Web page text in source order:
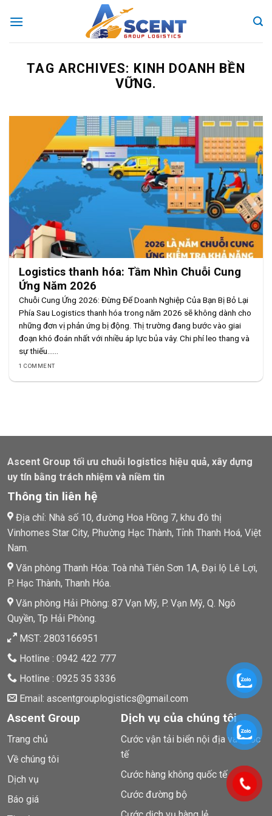
TAG ARCHIVES: KINH DOANH BỀN
VỮNG.
Logistics thanh hóa: Tầm Nhìn Chuỗi Cung
Ứng Năm 2026
Chuỗi Cung Ứng 2026: Đừng Để Doanh Nghiệp Của Bạn Bị Bỏ Lại
Phía Sau Logistics thanh hóa trong năm 2026 sẽ không dành cho
những đơn vị phản ứng bị động. Thị trường đang bước vào giai
đoạn khó đoán nhất với nhiều áp lực bủa vây. Chi phí leo thang và
sự thiếu......
1 COMMENT
Ascent Group tối ưu chuỗi logistics hiệu quả, xây dựng
uy tín bằng trách nhiệm và niềm tin
Thông tin liên hệ
Địa chỉ: Nhà số 10, đường Hoa Hồng 7, khu đô thị
Vinhomes Star City, Phường Hạc Thành, Tỉnh Thanh Hoá, Việt
Nam.
Văn phòng Thanh Hóa: Toà nhà Tiên Sơn 1A, Đại lộ Lê Lợi,
P. Hạc Thành, Thanh Hóa.
Văn phòng Hải Phòng: 87 Vạn Mỹ, P. Vạn Mỹ, Q. Ngô
Quyền, Tp Hải Phòng.
MST: 2803166951
Hotline : 0942 422 777
Hotline : 0925 35 3336
Email: ascentgrouplogistics@gmail.com
Ascent Group
Trang chủ
Về chúng tôi
Dịch vụ
Báo giá
Dịch vụ của chúng tôi
Cước vận tải biển nội địa và quốc
tế
Cước hàng không quốc tế
Cước đường bộ